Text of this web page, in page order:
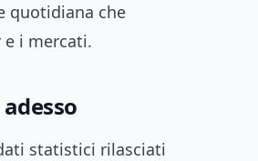
quotidiana che
e i mercati.
statistici rilasciati